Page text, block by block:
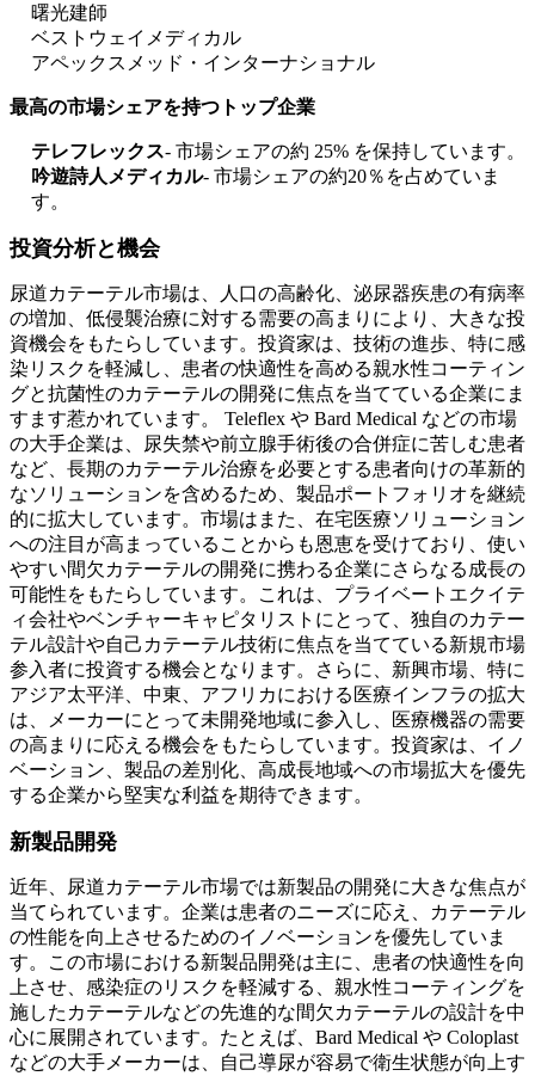
曙光建師
ベストウェイメディカル
アペックスメッド・インターナショナル
最高の市場シェアを持つトップ企業
テレフレックス- 市場シェアの約 25% を保持しています。
吟遊詩人メディカル- 市場シェアの約20％を占めていま
す。
投資分析と機会
尿道カテーテル市場は、人口の高齢化、泌尿器疾患の有病率
の増加、低侵襲治療に対する需要の高まりにより、大きな投
資機会をもたらしています。投資家は、技術の進歩、特に感
染リスクを軽減し、患者の快適性を高める親水性コーティン
グと抗菌性のカテーテルの開発に焦点を当てている企業にま
すます惹かれています。 Teleflex や Bard Medical などの市場
の大手企業は、尿失禁や前立腺手術後の合併症に苦しむ患者
など、長期のカテーテル治療を必要とする患者向けの革新的
なソリューションを含めるため、製品ポートフォリオを継続
的に拡大しています。市場はまた、在宅医療ソリューション
への注目が高まっていることからも恩恵を受けており、使い
やすい間欠カテーテルの開発に携わる企業にさらなる成長の
可能性をもたらしています。これは、プライベートエクイテ
ィ会社やベンチャーキャピタリストにとって、独自のカテー
テル設計や自己カテーテル技術に焦点を当てている新規市場
参入者に投資する機会となります。さらに、新興市場、特に
アジア太平洋、中東、アフリカにおける医療インフラの拡大
は、メーカーにとって未開発地域に参入し、医療機器の需要
の高まりに応える機会をもたらしています。投資家は、イノ
ベーション、製品の差別化、高成長地域への市場拡大を優先
する企業から堅実な利益を期待できます。
新製品開発
近年、尿道カテーテル市場では新製品の開発に大きな焦点が
当てられています。企業は患者のニーズに応え、カテーテル
の性能を向上させるためのイノベーションを優先していま
す。この市場における新製品開発は主に、患者の快適性を向
上させ、感染症のリスクを軽減する、親水性コーティングを
施したカテーテルなどの先進的な間欠カテーテルの設計を中
心に展開されています。たとえば、Bard Medical や Coloplast
などの大手メーカーは、自己導尿が容易で衛生状態が向上す